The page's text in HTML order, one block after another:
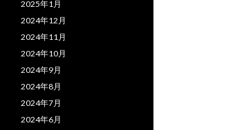
2025年1月
2024年12月
2024年11月
2024年10月
2024年9月
2024年8月
2024年7月
2024年6月